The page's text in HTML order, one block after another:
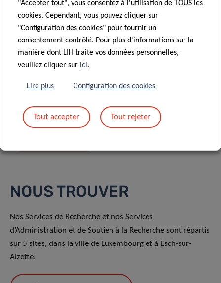
En envoyant votre message, vous acceptez
NOUS TROUVER
Nos Services de Recherche et nos Services
d’Administration et de Soutien à la Recherche sont répartis
sur 5 sites, dans la ville de Luxembourg et à Esch-sur-
Alzette.
"Accepter tout", vous consentez à l'utilisation de TOUS les
cookies. Cependant, vous pouvez cliquer sur
"Configuration des cookies" pour fournir un
consentement contrôlé. Pour plus d'informations sur la
manière dont LIH traite vos données personnelles,
veuillez cliquer sur ici.
Lire plus Configuration des cookies
Tout accepter Tout rejeter